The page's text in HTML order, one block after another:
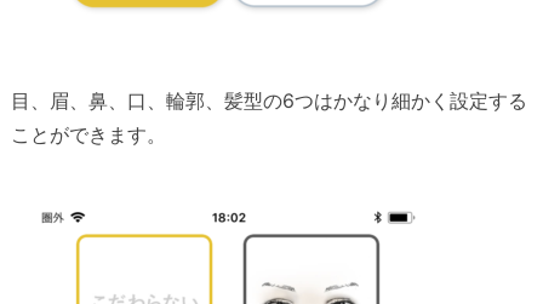
目、眉、鼻、口、輪郭、髪型の6つはかなり細かく設定する
ことができます。